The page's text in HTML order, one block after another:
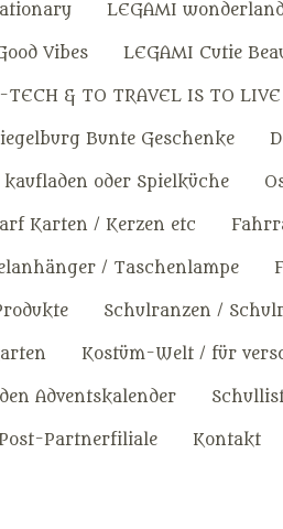
LEGAMI
Vibes LEGAMI Cutie
TECH & TO TRAVEL IS TO LIVE
Bunte Geschenke
oder Spielküche
Karten / Kerzen etc
/ Taschenlampe
Schulranzen /
Kostüm-Welt / für
Adventskalender
Partnerfiliale Kontakt